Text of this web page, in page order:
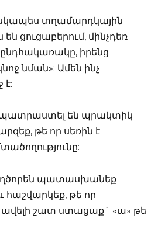
տղամարդկային
ցուցաբերում, մինչդեռ
իրենց
նման»: Ամեն ինչ
է:
պատրաստել են պրակտիկ
թե որ սեռին է
պատասխանեք
հաշվարկեք, թե որ
շատ ստացաք` «ա» թե